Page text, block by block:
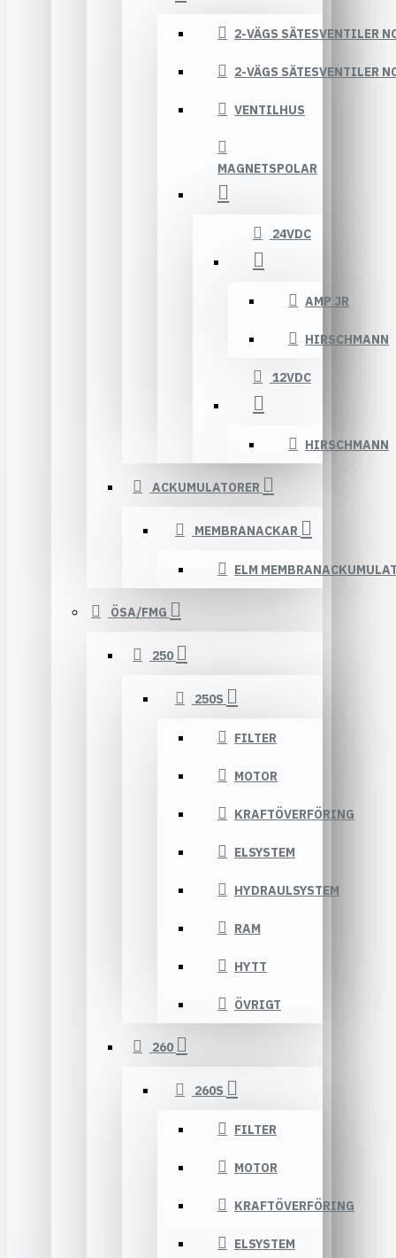
2-VÄGS SÄTESVENTILER
2-VÄGS SÄTESVENTILER
VENTILHUS
MAGNETSPOLAR
24VDC
AMP JR
HIRSCHMANN
12VDC
HIRSCHMANN
ACKUMULATORER
MEMBRANACKAR
ELM
ÖSA/FMG
250
250S
FILTER
MOTOR
KRAFTÖVERFÖRING
ELSYSTEM
HYDRAULSYSTEM
RAM
HYTT
ÖVRIGT
260
260S
FILTER
MOTOR
KRAFTÖVERFÖRING
ELSYSTEM